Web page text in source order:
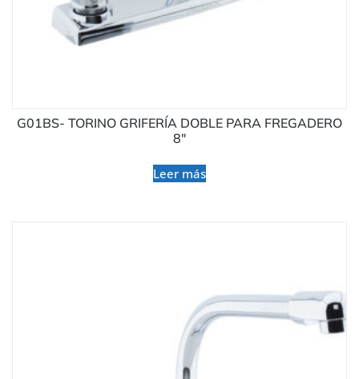
G01BS- TORINO GRIFERÍA DOBLE PARA FREGADERO
8″
Leer más